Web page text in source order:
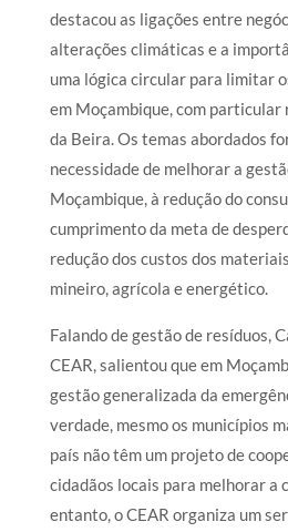
destacou as ligações entre
alterações climáticas e a
uma lógica circular para limitar
em Moçambique, com
da Beira. Os temas abordados
necessidade de melhorar a
Moçambique, à redução do
cumprimento da meta de
redução dos custos dos
mineiro, agrícola e energético.
Falando de gestão de resíduos,
CEAR, salientou que em
gestão generalizada da
verdade, mesmo os municípios
país não têm um projeto de
cidadãos locais para melhorar a
entanto, o CEAR organiza um